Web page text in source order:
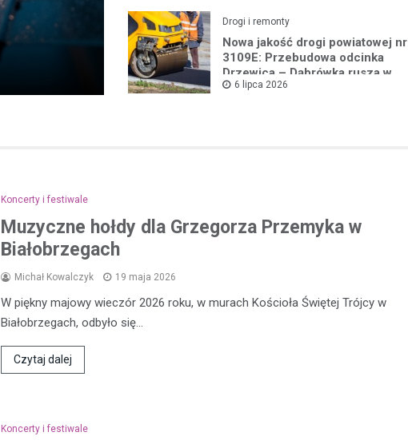
Drogi i remonty
Nowa jakość drogi powiatowej nr
3109E: Przebudowa odcinka
Drzewica – Dąbrówka rusza w
2026 roku
6 lipca 2026
Koncerty i festiwale
Muzyczne hołdy dla Grzegorza Przemyka w
Białobrzegach
Michał Kowalczyk 19 maja 2026
W piękny majowy wieczór 2026 roku, w murach Kościoła Świętej Trójcy w
Białobrzegach, odbyło się…
Czytaj dalej
Koncerty i festiwale